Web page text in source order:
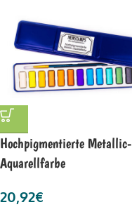
Hochpigmentierte Metallic-
Aquarellfarbe
20,92€